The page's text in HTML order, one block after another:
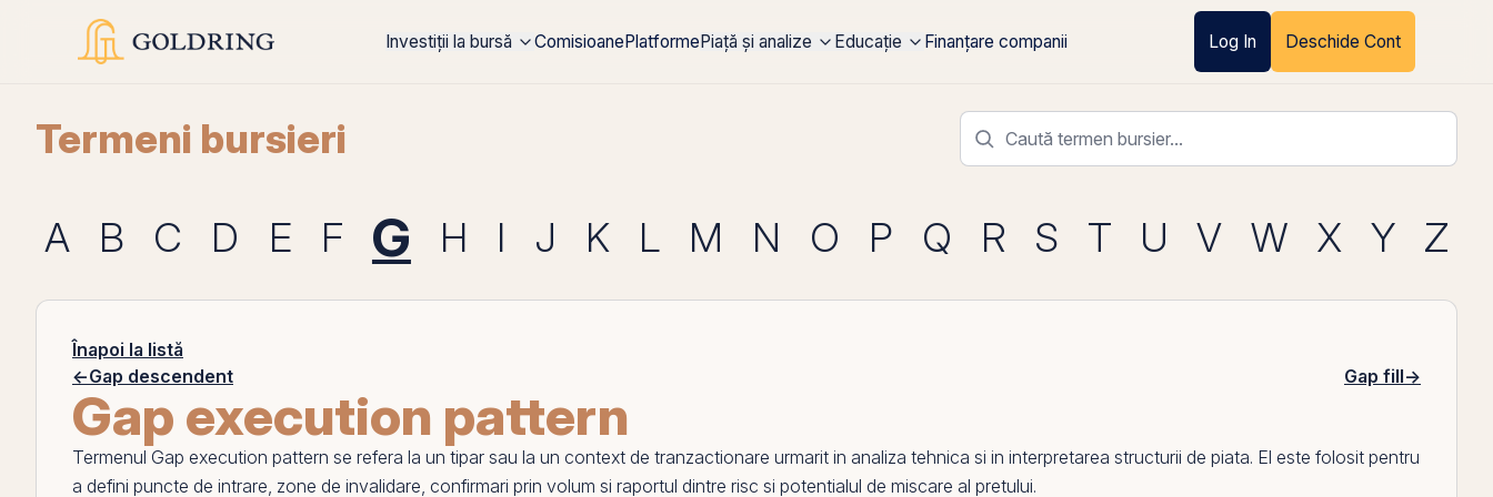
Investiții la bursă ComisioanePlatformePiață și analize Educație Finanțare companii Log In Deschide Cont
Termeni bursieri
A B C D E F G H I J K L M N O P Q R S T U V W X Y Z
Înapoi la listă
←Gap descendent Gap fill→
Gap execution pattern
Termenul Gap execution pattern se refera la un tipar sau la un context de tranzactionare urmarit in analiza tehnica si in interpretarea structurii de piata. El este folosit pentru
a defini puncte de intrare, zone de invalidare, confirmari prin volum si raportul dintre risc si potentialul de miscare al pretului.